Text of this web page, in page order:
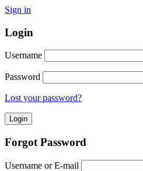
Sign in
Login
Username
Password
Lost your password?
Forgot Password
Username or E-mail